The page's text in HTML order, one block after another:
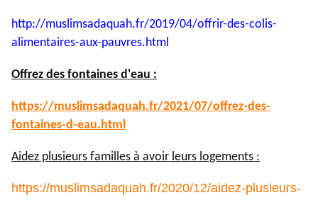
http://muslimsadaquah.fr/2019/04/offrir-des-colis-
alimentaires-aux-pauvres.html
Offrez des fontaines d'eau :
https://muslimsadaquah.fr/2021/07/offrez-des-
fontaines-d-eau.html
Aidez plusieurs familles à avoir leurs logements :
https://muslimsadaquah.fr/2020/12/aidez-plusieurs-